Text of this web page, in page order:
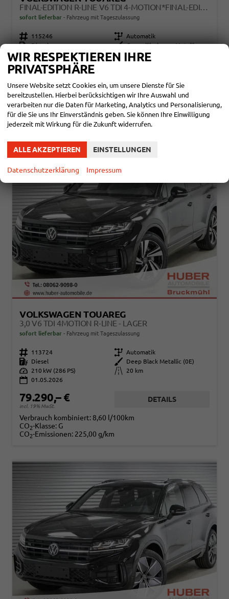
FINAL-EDITION R-LINE V6 TDI 4-MOTION*FINAL-EDITION*AHK-SCHWENKBAR*NAVI*ACC*PDC*LED*SHZ*21-ZOLL
sofort lieferbar Fahrzeug mit Tageszulassung
Fahrzeugnr. 115246 Getriebe
Automatik
Kraftstoff Diesel Außenfarbe Grenadillschwarz Metallic
Leistung
210 kW (286 PS) Kilometerstand
1.200 km
01.05.2026
76.390,– € DETAILS
Verbrauch kombiniert:8,50 l/100km
CO2-Klasse: G
CO -Emissionen:225,00 g/km
VOLKSWAGEN TOUAREG
3,0 V6 TDI 4MOTION R-LINE - LAGER
sofort lieferbar Fahrzeug mit Tageszulassung
Fahrzeugnr. 113724 Getriebe Automatik
Kraftstoff
Diesel Außenfarbe
Deep Black Metallic (0E)
Leistung
210 kW (286 PS) Kilometerstand
20 km
01.05.2026
79.290,– €
incl. 19% MwSt.
DETAILS
Verbrauch kombiniert: 8,60 l/100km
CO2-Klasse: G
CO2-Emissionen: 225,00 g/km
WIR RESPEKTIEREN IHRE
PRIVATSPHÄRE
Unsere Website setzt Cookies ein, um unsere Dienste für Sie
bereitzustellen. Hierbei berücksichtigen wir Ihre Auswahl und
verarbeiten nur die Daten für Marketing, Analytics und Personalisierung,
für die Sie uns Ihr Einverständnis geben. Sie können Ihre Einwilligung
jederzeit mit Wirkung für die Zukunft widerrufen.
ALLE AKZEPTIEREN EINSTELLUNGEN
Datenschutzerklärung Impressum